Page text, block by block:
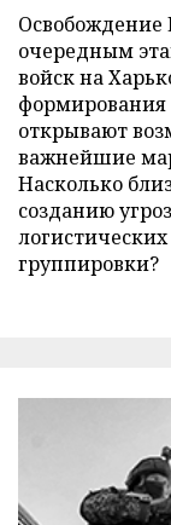
Освобождение
очередным
войск на
формирования
открывают
важнейшие
Насколько
созданию
группировки?